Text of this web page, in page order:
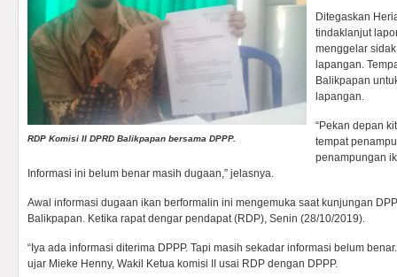
RDP Komisi II DPRD Balikpapan bersama DPPP.
Ditegaskan
tindaklanjut
menggelar
lapangan.
Balikpapan
lapangan.
“Pekan depan
tempat
penampungan
Informasi ini belum benar masih dugaan,” jelasnya.
Awal informasi dugaan ikan berformalin ini mengemuka saat kunjungan
Balikpapan. Ketika rapat dengar pendapat (RDP), Senin (28/10/2019).
“Iya ada informasi diterima DPPP. Tapi masih sekadar informasi belum
ujar Mieke Henny, Wakil Ketua komisi II usai RDP dengan DPPP.